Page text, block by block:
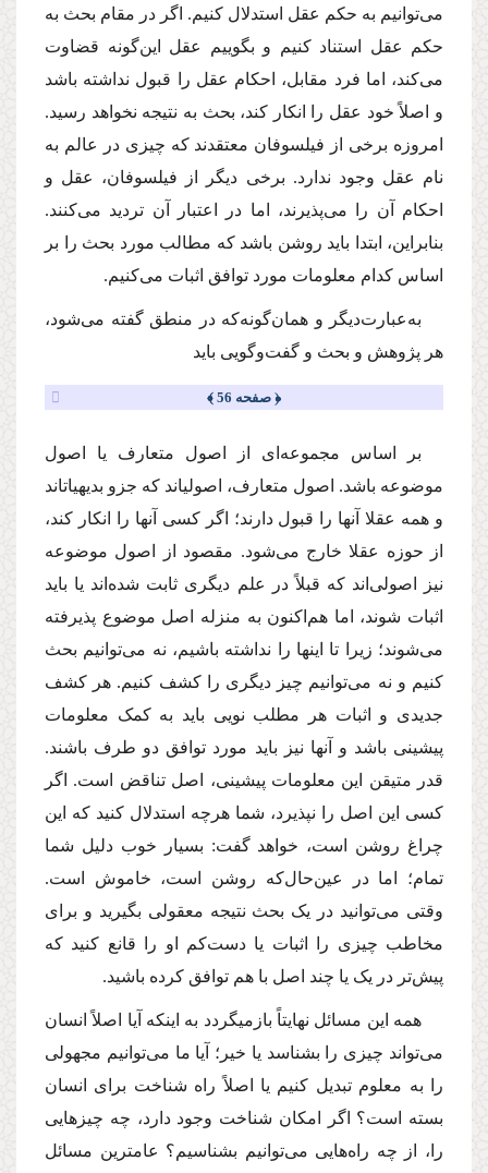
می‌توانیم به حکم عقل استدلال کنیم. اگر در مقام بحث به
حکم عقل استناد کنیم و بگوییم عقل این‌گونه قضاوت
می‌کند، اما فرد مقابل، احکام عقل را قبول نداشته باشد
و اصلاً خود عقل را انکار کند، بحث به نتیجه نخواهد رسید.
امروزه برخی از فیلسوفان معتقدند که چیزی در عالم به
نام عقل وجود ندارد. برخی دیگر از فیلسوفان، عقل و
احکام آن را می‌پذیرند، اما در اعتبار آن تردید می‌کنند.
بنابراین، ابتدا باید روشن باشد که مطالب مورد بحث را بر
اساس کدام معلومات مورد توافق اثبات می‌کنیم.
به‌عبارت‌دیگر و همان‌گونه‌که در منطق گفته می‌شود،
هر پژوهش و بحث و گفت‌وگویی باید
﴿ صفحه 56 ﴾
بر اساس مجموعه‌ای از اصول متعارف یا اصول
موضوعه باشد. اصول متعارف، اصولی­اند که جزو بدیهیات­اند
و همه عقلا آنها را قبول دارند؛ اگر کسی آنها را انکار کند،
از حوزه عقلا خارج می‌شود. مقصود از اصول موضوعه
نیز اصولی‌اند که قبلاً در علم دیگری ثابت شده‌اند یا باید
اثبات شوند، اما هم‌اکنون به منزله اصل موضوع پذیرفته
می‌شوند؛ زیرا تا اینها را نداشته باشیم، نه می‌توانیم بحث
کنیم و نه می‌توانیم چیز دیگری را کشف کنیم. هر کشف
جدیدی و اثبات هر مطلب نویی باید به کمک معلومات
پیشینی باشد و آنها نیز باید مورد توافق دو طرف باشند.
قدر متیقن این معلومات پیشینی، اصل تناقض است. اگر
کسی این اصل را نپذیرد، شما هرچه استدلال کنید که این
چراغ روشن است، خواهد گفت: بسیار خوب دلیل شما
تمام؛ اما در عین‌حال‌که روشن است، خاموش است.
وقتی می‌توانید در یک بحث نتیجه معقولی بگیرید و برای
مخاطب چیزی را اثبات یا دست‌کم او را قانع کنید که
پیش‌تر در یک یا چند اصل با هم توافق کرده باشید.
همه این مسائل نهایتاً بازمی‏گردد به اینکه آیا اصلاً انسان
می‌تواند چیزی را بشناسد یا خیر؛ آیا ما می‌توانیم مجهولی
را به معلوم تبدیل کنیم یا اصلاً راه شناخت برای انسان
بسته است؟ اگر امکان شناخت وجود دارد، چه چیزهایی
را، از چه راه‌هایی می‌توانیم بشناسیم؟ عام­ترین مسائل